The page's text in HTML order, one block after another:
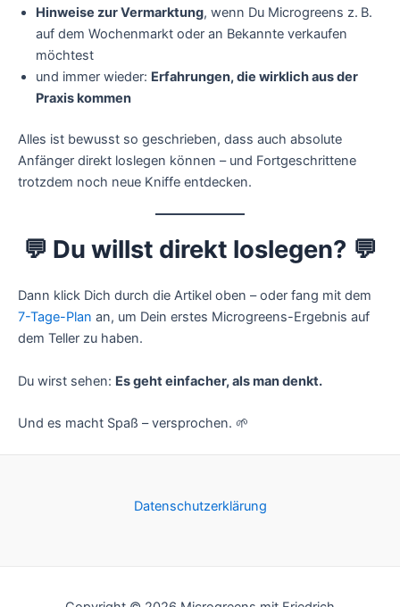
Hinweise zur Vermarktung, wenn Du Microgreens z. B.
auf dem Wochenmarkt oder an Bekannte verkaufen
möchtest
und immer wieder: Erfahrungen, die wirklich aus der
Praxis kommen
Alles ist bewusst so geschrieben, dass auch absolute
Anfänger direkt loslegen können – und Fortgeschrittene
trotzdem noch neue Kniffe entdecken.
💬 Du willst direkt loslegen? 💬
Dann klick Dich durch die Artikel oben – oder fang mit dem
7-Tage-Plan an, um Dein erstes Microgreens-Ergebnis auf
dem Teller zu haben.
Du wirst sehen: Es geht einfacher, als man denkt.
Und es macht Spaß – versprochen. 🌱
Datenschutzerklärung